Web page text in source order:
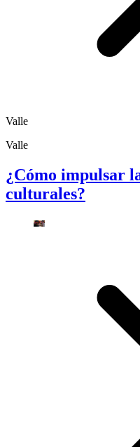
Valle
Valle
¿Cómo impulsar
culturales?